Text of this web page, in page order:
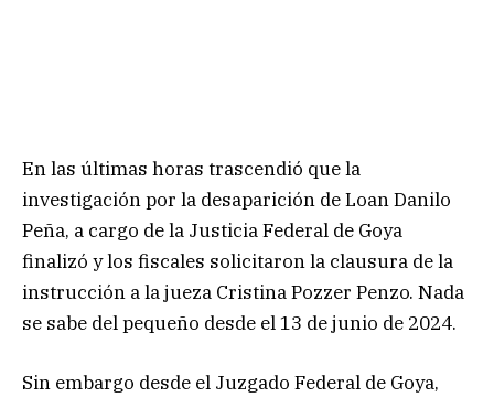
En las últimas horas trascendió que la
investigación por la desaparición de Loan Danilo
Peña, a cargo de la Justicia Federal de Goya
finalizó y los fiscales solicitaron la clausura de la
instrucción a la jueza Cristina Pozzer Penzo. Nada
se sabe del pequeño desde el 13 de junio de 2024.
Sin embargo desde el Juzgado Federal de Goya,